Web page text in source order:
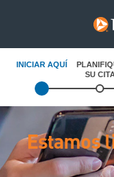
INICIAR AQUÍ
SU
Estamos